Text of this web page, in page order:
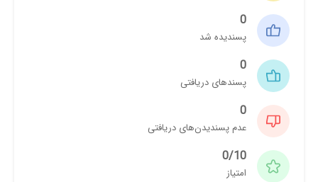
0
پسندیده شد
0
پسندهای دریافتی
0
عدم پسندیدن‌های دریافتی
0/10
امتیاز